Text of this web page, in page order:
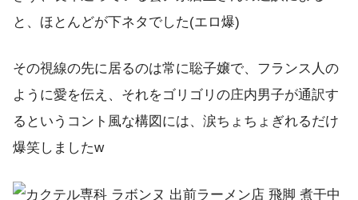
と、ほとんどが下ネタでした(エロ爆)
その視線の先に居るのは常に聡子嬢で、フランス人の
ように愛を伝え、それをゴリゴリの庄内男子が通訳す
るというコント風な構図には、涙ちょちょぎれるだけ
爆笑しましたw